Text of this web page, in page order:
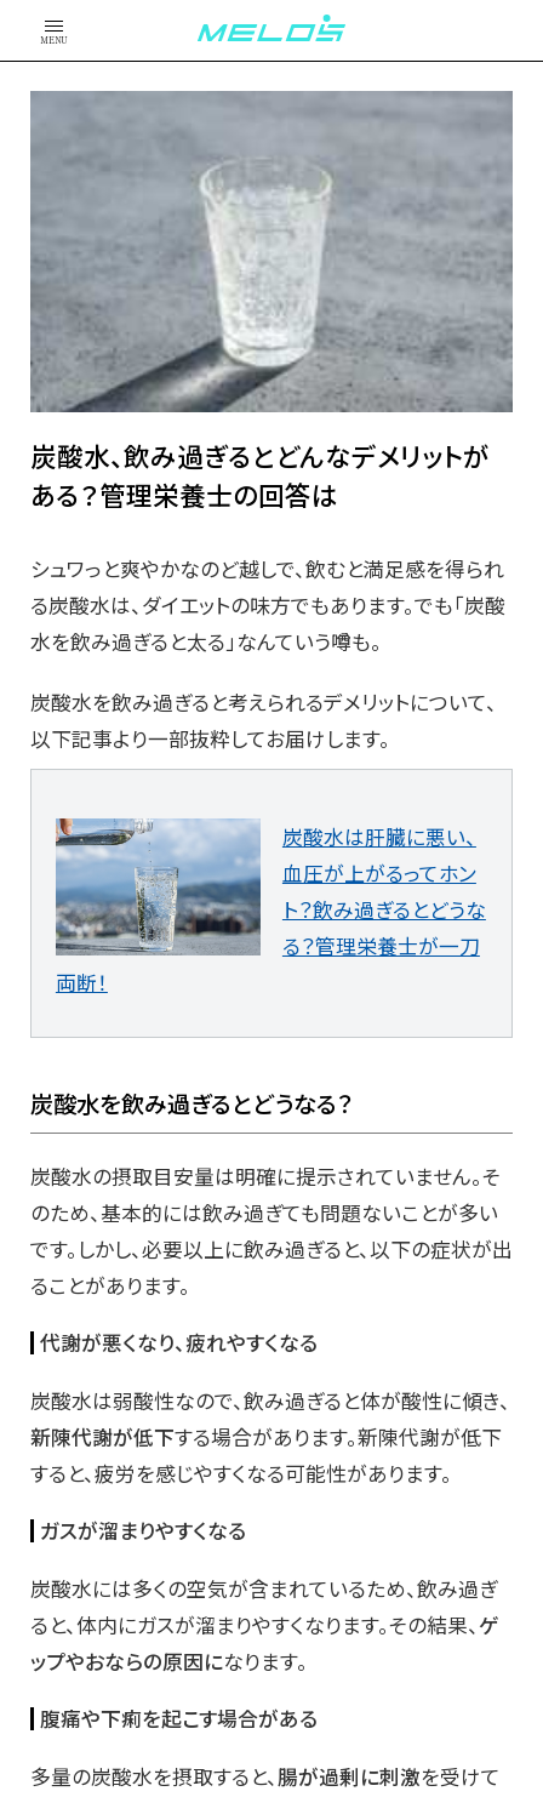
MENU
炭酸水、飲み過ぎるとどんなデメリットが
ある？管理栄養士の回答は
シュワっと爽やかなのど越しで、飲むと満足感を得られ
る炭酸水は、ダイエットの味方でもあります。でも「炭酸
水を飲み過ぎると太る」なんていう噂も。
炭酸水を飲み過ぎると考えられるデメリットについて、
以下記事より一部抜粋してお届けします。
炭酸水は肝臓に悪い、
血圧が上がるってホン
ト？飲み過ぎるとどうな
る？管理栄養士が一刀
両断！
炭酸水を飲み過ぎるとどうなる？
炭酸水の摂取目安量は明確に提示されていません。そ
のため、基本的には飲み過ぎても問題ないことが多い
です。しかし、必要以上に飲み過ぎると、以下の症状が出
ることがあります。
代謝が悪くなり、疲れやすくなる
炭酸水は弱酸性なので、飲み過ぎると体が酸性に傾き、
新陳代謝が低下する場合があります。新陳代謝が低下
すると、疲労を感じやすくなる可能性があります。
ガスが溜まりやすくなる
炭酸水には多くの空気が含まれているため、飲み過ぎ
ると、体内にガスが溜まりやすくなります。その結果、ゲ
ップやおならの原因になります。
腹痛や下痢を起こす場合がある
多量の炭酸水を摂取すると、腸が過剰に刺激を受けて